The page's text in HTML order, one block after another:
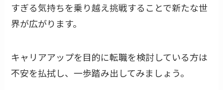
すぎる気持ちを乗り越え挑戦することで新たな世
界が広がります。
キャリアアップを目的に転職を検討している方は
不安を払拭し、一歩踏み出してみましょう。